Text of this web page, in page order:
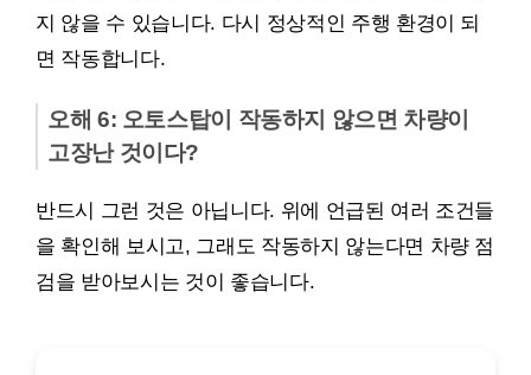
지 않을 수 있습니다. 다시 정상적인 주행 환경이 되
면 작동합니다.
오해 6: 오토스탑이 작동하지 않으면 차량이
고장난 것이다?
반드시 그런 것은 아닙니다. 위에 언급된 여러 조건들
을 확인해 보시고, 그래도 작동하지 않는다면 차량 점
검을 받아보시는 것이 좋습니다.